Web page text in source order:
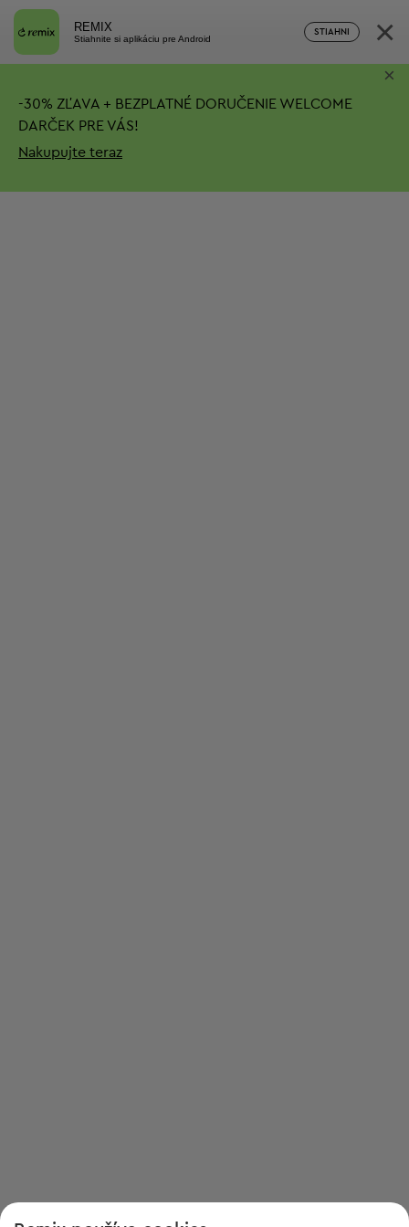
REMIX
Stiahnite si aplikáciu pre Android
STIAHNI ×
-30% ZĽAVA + BEZPLATNÉ DORUČENIE WELCOME
DARČEK PRE VÁS!
Nakupujte teraz
×